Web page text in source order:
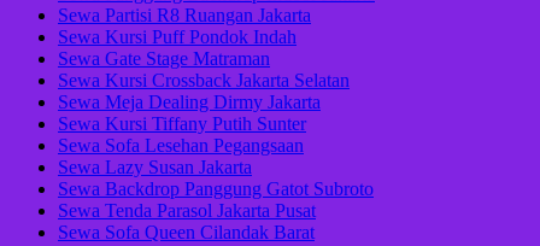
Sewa Partisi R8 Ruangan Jakarta
Sewa Kursi Puff Pondok Indah
Sewa Gate Stage Matraman
Sewa Kursi Crossback Jakarta Selatan
Sewa Meja Dealing Dirmy Jakarta
Sewa Kursi Tiffany Putih Sunter
Sewa Sofa Lesehan Pegangsaan
Sewa Lazy Susan Jakarta
Sewa Backdrop Panggung Gatot Subroto
Sewa Tenda Parasol Jakarta Pusat
Sewa Sofa Queen Cilandak Barat